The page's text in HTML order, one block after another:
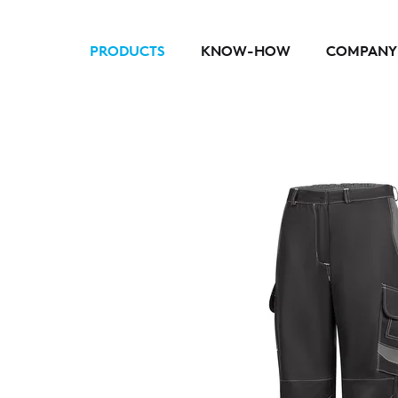
PRODUCTS KNOW-HOW COMPANY